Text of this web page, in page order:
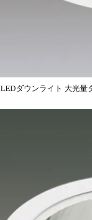
LEDダウンライト 大光量